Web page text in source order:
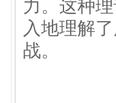
力。这种
入地理解
战。